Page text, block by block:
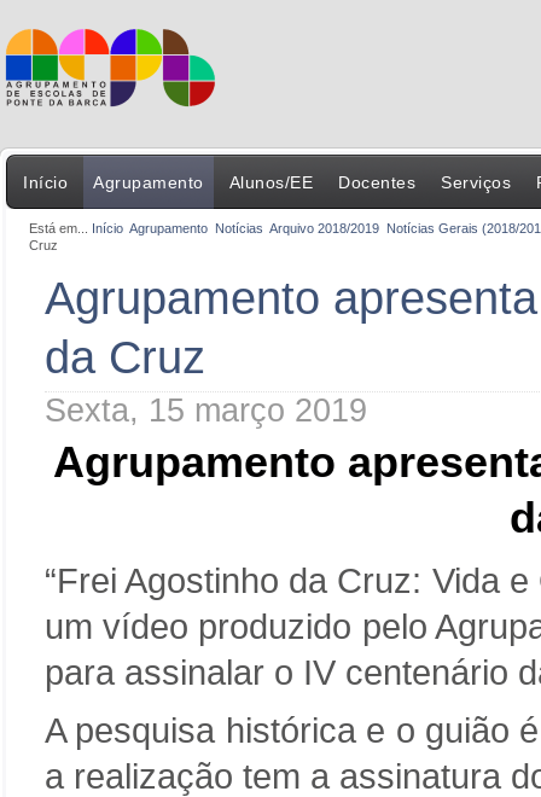
Início Agrupamento Alunos/EE Docentes Serviços
Está em... Início Agrupamento Notícias Arquivo 2018/2019 Notícias Gerais (2018/
Cruz
Agrupamento
da Cruz
Sexta, 15 março 2019
Agrupamento
“Frei Agostinho da Cruz: Vida
um vídeo produzido pelo
para assinalar o IV centenário
A pesquisa histórica e o guião
a realização tem a assinatura